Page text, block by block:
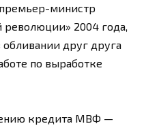
министр
2004 года,
друг друга
по выработке
кредита МВФ —